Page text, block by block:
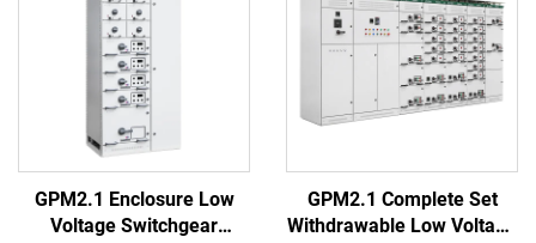
GPM2.1 Enclosure Low
Voltage Switchgear
GPM2.1 Complete Set
Withdrawable Low Voltage